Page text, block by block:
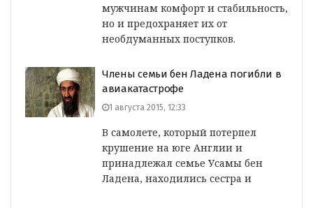
мужчинам комфорт и стабильность,
но и предохраняет их от
необдуманных поступков.
Члены семьи бен Ладена погибли в
авиакатастрофе
1 августа 2015, 12:33
В самолете, который потерпел
крушение на юге Англии и
принадлежал семье Усамы бен
Ладена, находились сестра и